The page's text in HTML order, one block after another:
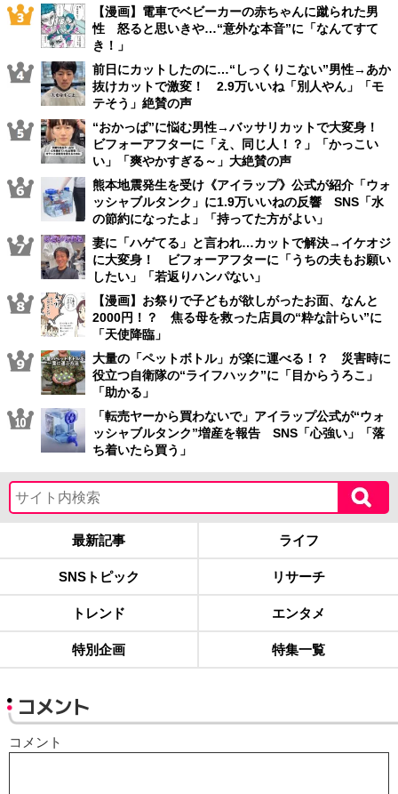
【漫画】電車でベビーカーの赤ちゃんに蹴られた男
性 怒ると思いきや…“意外な本音”に「なんてすて
き！」
前日にカットしたのに…“しっくりこない”男性→あか
抜けカットで激変！ 2.9万いいね「別人やん」「モ
テそう」絶賛の声
“おかっぱ”に悩む男性→バッサリカットで大変身！
ビフォーアフターに「え、同じ人！？」「かっこい
い」「爽やかすぎる～」大絶賛の声
熊本地震発生を受け《アイラップ》公式が紹介「ウォ
ッシャブルタンク」に1.9万いいねの反響 SNS「水
の節約になったよ」「持ってた方がよい」
妻に「ハゲてる」と言われ…カットで解決→イケオジ
に大変身！ ビフォーアフターに「うちの夫もお願い
したい」「若返りハンパない」
【漫画】お祭りで子どもが欲しがったお面、なんと
2000円！？ 焦る母を救った店員の“粋な計らい”に
「天使降臨」
大量の「ペットボトル」が楽に運べる！？ 災害時に
役立つ自衛隊の“ライフハック”に「目からうろこ」
「助かる」
「転売ヤーから買わないで」アイラップ公式が“ウォ
ッシャブルタンク”増産を報告 SNS「心強い」「落
ち着いたら買う」
最新記事 ライフ
SNSトピック リサーチ
トレンド エンタメ
特別企画 特集一覧
コメント
コメント